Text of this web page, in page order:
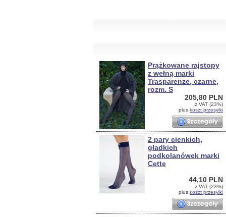
Prążkowane rajstopy
z wełną marki
Trasparenze, czarne,
rozm. S
205,80 PLN
z VAT (23%)
plus koszt przesylki
2 pary cienkich,
gładkich
podkolanówek marki
Cette
44,10 PLN
z VAT (23%)
plus koszt przesylki